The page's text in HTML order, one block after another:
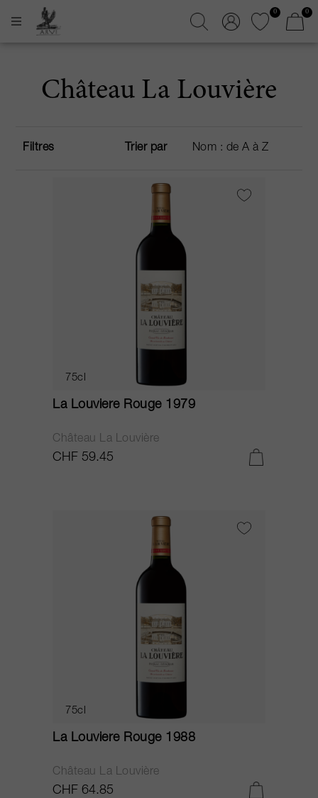
0 0
Château La Louvière
Filtres Trier par
75cl
La Louviere Rouge 1979
Château La Louvière
CHF 59.45
75cl
La Louviere Rouge 1988
Château La Louvière
CHF 64.85